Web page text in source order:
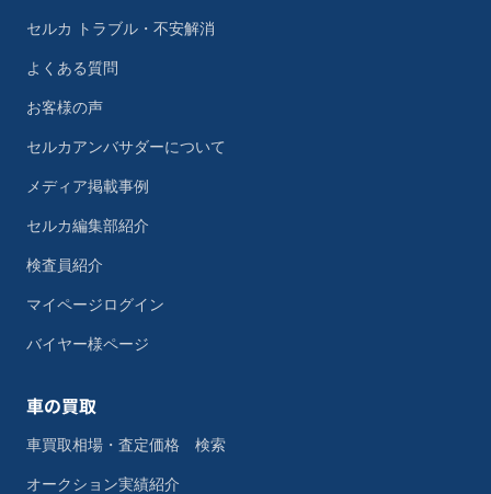
セルカ トラブル・不安解消
よくある質問
お客様の声
セルカアンバサダーについて
メディア掲載事例
セルカ編集部紹介
検査員紹介
マイページログイン
バイヤー様ページ
車の買取
車買取相場・査定価格 検索
オークション実績紹介